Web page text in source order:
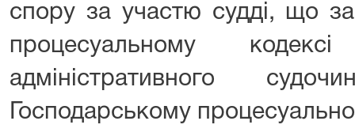
спору за участю судді, що
процесуальному
адміністративного
Господарському